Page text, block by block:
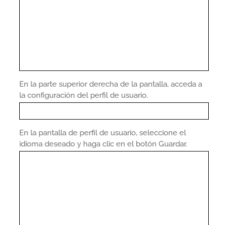
En la parte superior derecha de la pantalla, acceda a
la configuración del perfil de usuario.
En la pantalla de perfil de usuario, seleccione el
idioma deseado y haga clic en el botón Guardar.